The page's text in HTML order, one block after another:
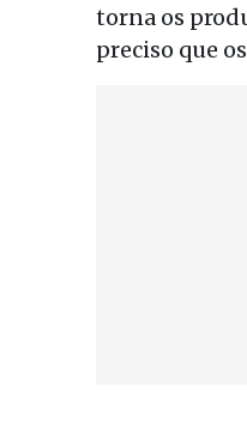
torna os
preciso que